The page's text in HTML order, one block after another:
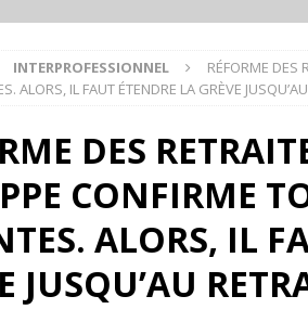
INTERPROFESSIONNEL
RÉFORME DES
ALORS, IL FAUT ÉTENDRE LA GRÈVE
DES
CONFIRME
ALORS, IL
JUSQU’AU